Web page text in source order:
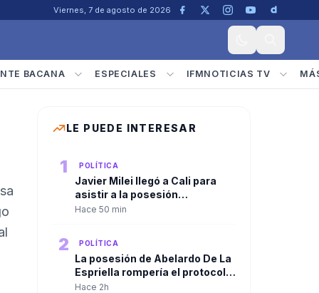
Viernes, 7 de agosto de 2026
BACANA ESPECIALES IFMNOTICIAS TV
LE PUEDE INTERESAR
1 POLÍTICA
Javier Milei llegó a Cali para
asistir a la posesión
presidencial de Abelardo De La
Hace 50 min
2 POLÍTICA
La posesión de Abelardo De La
Espriella rompería el protocolo
tradicional. El discurso
Hace 2h